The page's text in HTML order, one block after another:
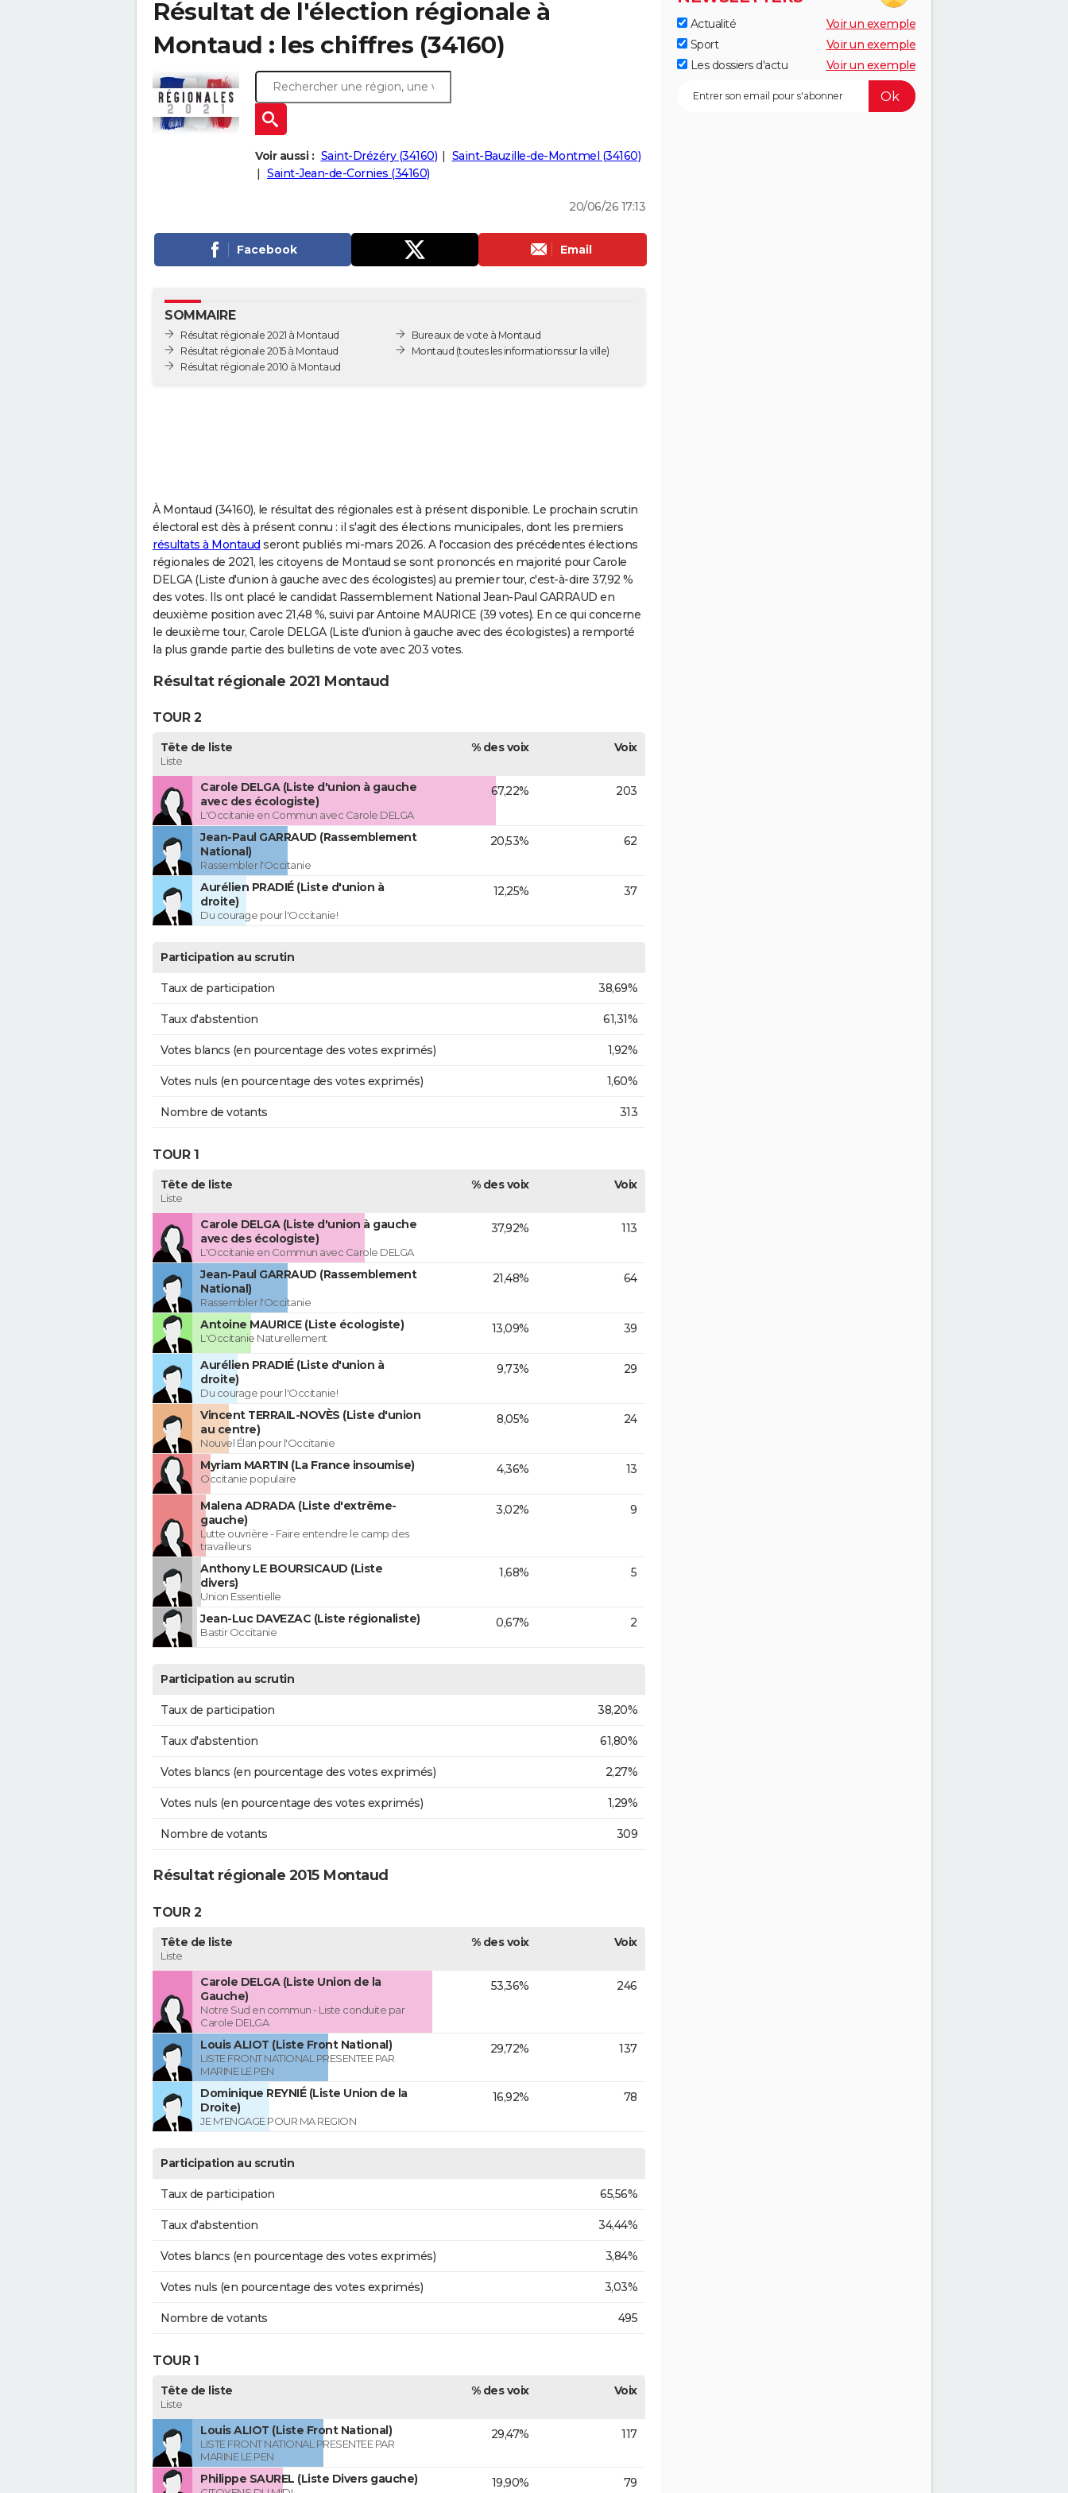
Résultat de l'élection régionale à
Montaud : les chiffres (34160)
Voir aussi : Saint-Drézéry (34160)
Saint-Bauzille-de-Montmel (34160)
Saint-Jean-de-Cornies (34160)
20/06/26 17:13
Facebook Email
SOMMAIRE
Résultat régionale 2021 à Montaud
Résultat régionale 2015 à Montaud
Résultat régionale 2010 à Montaud
Bureaux de vote à Montaud
Montaud (toutes les informations sur la ville)
À Montaud (34160), le résultat des régionales est à présent disponible. Le prochain scrutin
électoral est dès à présent connu : il s'agit des élections municipales, dont les premiers
résultats à Montaud seront publiés mi-mars 2026. A l'occasion des précédentes élections
régionales de 2021, les citoyens de Montaud se sont prononcés en majorité pour Carole
DELGA (Liste d'union à gauche avec des écologistes) au premier tour, c'est-à-dire 37,92 %
des votes. Ils ont placé le candidat Rassemblement National Jean-Paul GARRAUD en
deuxième position avec 21,48 %, suivi par Antoine MAURICE (39 votes). En ce qui concerne
le deuxième tour, Carole DELGA (Liste d'union à gauche avec des écologistes) a remporté
la plus grande partie des bulletins de vote avec 203 votes.
Résultat régionale 2021 Montaud
TOUR 2
Tête de liste
Liste
% des voix Voix
Carole DELGA (Liste d'union à gauche
avec des écologiste)
L'Occitanie en Commun avec Carole DELGA
67,22% 203
Jean-Paul GARRAUD (Rassemblement
National)
Rassembler l'Occitanie
20,53% 62
Aurélien PRADIÉ (Liste d'union à
droite)
Du courage pour l'Occitanie!
12,25% 37
Participation au scrutin
Taux de participation 38,69%
Taux d'abstention 61,31%
Votes blancs (en pourcentage des votes exprimés) 1,92%
Votes nuls (en pourcentage des votes exprimés) 1,60%
Nombre de votants 313
TOUR 1
Tête de liste
Liste
% des voix Voix
Carole DELGA (Liste d'union à gauche
avec des écologiste)
L'Occitanie en Commun avec Carole DELGA
37,92% 113
Jean-Paul GARRAUD (Rassemblement
National)
Rassembler l'Occitanie
21,48% 64
Antoine MAURICE (Liste écologiste)
L'Occitanie Naturellement
13,09% 39
Aurélien PRADIÉ (Liste d'union à
droite)
Du courage pour l'Occitanie!
9,73% 29
Vincent TERRAIL-NOVÈS (Liste d'union
au centre)
Nouvel Élan pour l'Occitanie
8,05% 24
Myriam MARTIN (La France insoumise)
Occitanie populaire
4,36% 13
Malena ADRADA (Liste d'extrême-
gauche)
Lutte ouvrière - Faire entendre le camp des
travailleurs
3,02% 9
Anthony LE BOURSICAUD (Liste
divers)
Union Essentielle
1,68% 5
Jean-Luc DAVEZAC (Liste régionaliste)
Bastir Occitanie
0,67% 2
Participation au scrutin
Taux de participation 38,20%
Taux d'abstention 61,80%
Votes blancs (en pourcentage des votes exprimés) 2,27%
Votes nuls (en pourcentage des votes exprimés) 1,29%
Nombre de votants 309
Résultat régionale 2015 Montaud
TOUR 2
Tête de liste
Liste
% des voix Voix
Carole DELGA (Liste Union de la
Gauche)
Notre Sud en commun - Liste conduite par
Carole DELGA
53,36% 246
Louis ALIOT (Liste Front National)
LISTE FRONT NATIONAL PRESENTEE PAR
MARINE LE PEN
29,72% 137
Dominique REYNIÉ (Liste Union de la
Droite)
JE M'ENGAGE POUR MA REGION
16,92% 78
Participation au scrutin
Taux de participation 65,56%
Taux d'abstention 34,44%
Votes blancs (en pourcentage des votes exprimés) 3,84%
Votes nuls (en pourcentage des votes exprimés) 3,03%
Nombre de votants 495
TOUR 1
Tête de liste
Liste
% des voix Voix
Louis ALIOT (Liste Front National)
LISTE FRONT NATIONAL PRESENTEE PAR
MARINE LE PEN
29,47% 117
Philippe SAUREL (Liste Divers gauche) 19,90% 79
Actualité
Voir un exemple
Sport
Voir un exemple
Les dossiers d'actu
Voir un exemple